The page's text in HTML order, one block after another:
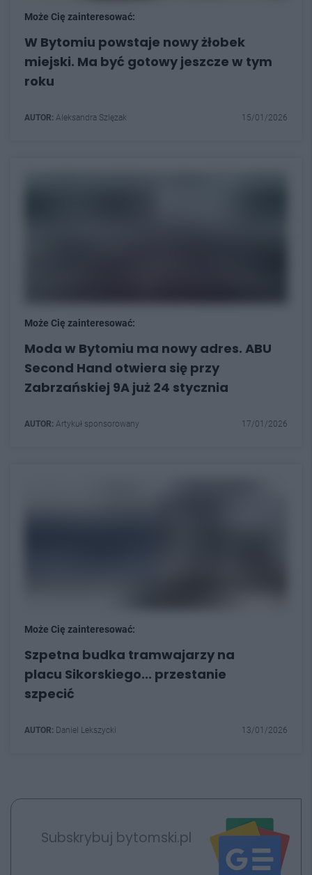
Może Cię zainteresować:
W Bytomiu powstaje nowy żłobek
miejski. Ma być gotowy jeszcze w tym
roku
AUTOR: Aleksandra Szlęzak 15/01/2026
Może Cię zainteresować:
Moda w Bytomiu ma nowy adres. ABU
Second Hand otwiera się przy
Zabrzańskiej 9A już 24 stycznia
AUTOR: Artykuł sponsorowany 17/01/2026
Może Cię zainteresować:
Szpetna budka tramwajarzy na
placu Sikorskiego... przestanie
szpecić
AUTOR: Daniel Lekszycki 13/01/2026
Subskrybuj bytomski.pl